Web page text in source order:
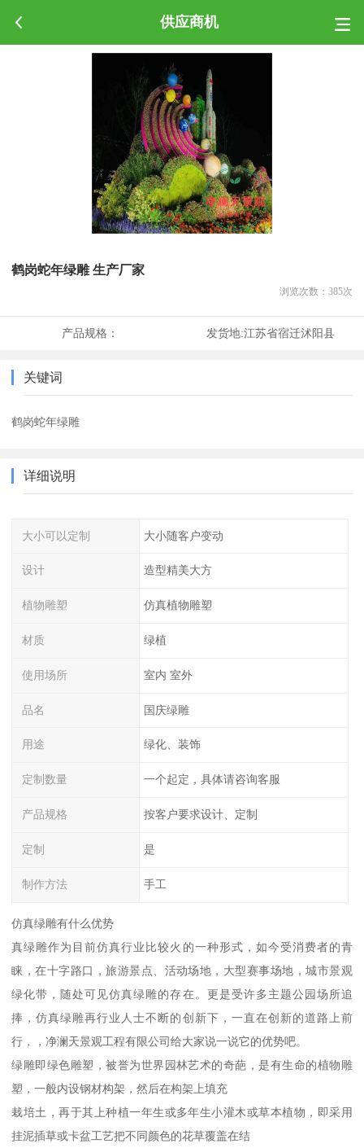
供应商机
鹤岗蛇年绿雕 生产厂家
浏览次数： 385次
产品规格： 发货地:江苏省宿迁沭阳县
关键词
鹤岗蛇年绿雕
详细说明
大小可以定制 大小随客户变动
设计 造型精美大方
植物雕塑 仿真植物雕塑
材质 绿植
使用场所 室内 室外
品名 国庆绿雕
用途 绿化、装饰
定制数量 一个起定，具体请咨询客服
产品规格 按客户要求设计、定制
定制 是
制作方法 手工
仿真绿雕有什么优势
真绿雕作为目前仿真行业比较火的一种形式，如今受消费者的青
睐，在十字路口，旅游景点、活动场地，大型赛事场地，城市景观
绿化带，随处可见仿真绿雕的存在。更是受许多主题公园场所追
捧，仿真绿雕再行业人士不断的创新下，一直在创新的道路上前
行，，净澜天景观工程有限公司给大家说一说它的优势吧。
绿雕即绿色雕塑，被誉为世界园林艺术的奇葩，是有生命的植物雕
塑，一般内设钢材构架，然后在构架上填充
栽培土，再于其上种植一年生或多年生小灌木或草本植物，即采用
挂泥插草或卡盆工艺把不同颜色的花草覆盖在结